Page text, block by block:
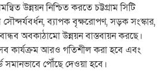
উন্নয়ন নিশ্চিত করতে চট্টগ্রাম সিটি
ব্যাপক বৃক্ষরোপণ, সড়ক সংস্কার,
অবকাঠামো উন্নয়ন বাস্তবায়ন করছে।
কার্যক্রম আরও গতিশীল করা হবে এবং
সমানভাবে পৌঁছে দেওয়া হবে।